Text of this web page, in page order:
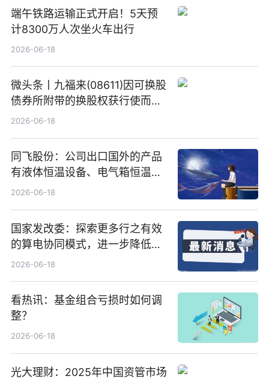
端午铁路运输正式开启！5天预
计8300万人次坐火车出行
2026-06-18
微头条丨九福来(08611)因可换股
债券所附带的换股权获行使而发
行5200万股
2026-06-18
同飞股份：公司出口国外的产品
有液体恒温设备、电气箱恒温装
置、纯水冷却单元和特种换热器
2026-06-18
国家发改委：探索更多行之有效
的算电协同模式，进一步降低网
络传输时延_最资讯
2026-06-18
看热讯：基金组合亏损时如何调
整？
2026-06-18
光大理财：2025年中国资管市场